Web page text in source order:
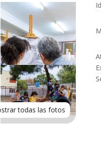
todas las fotos